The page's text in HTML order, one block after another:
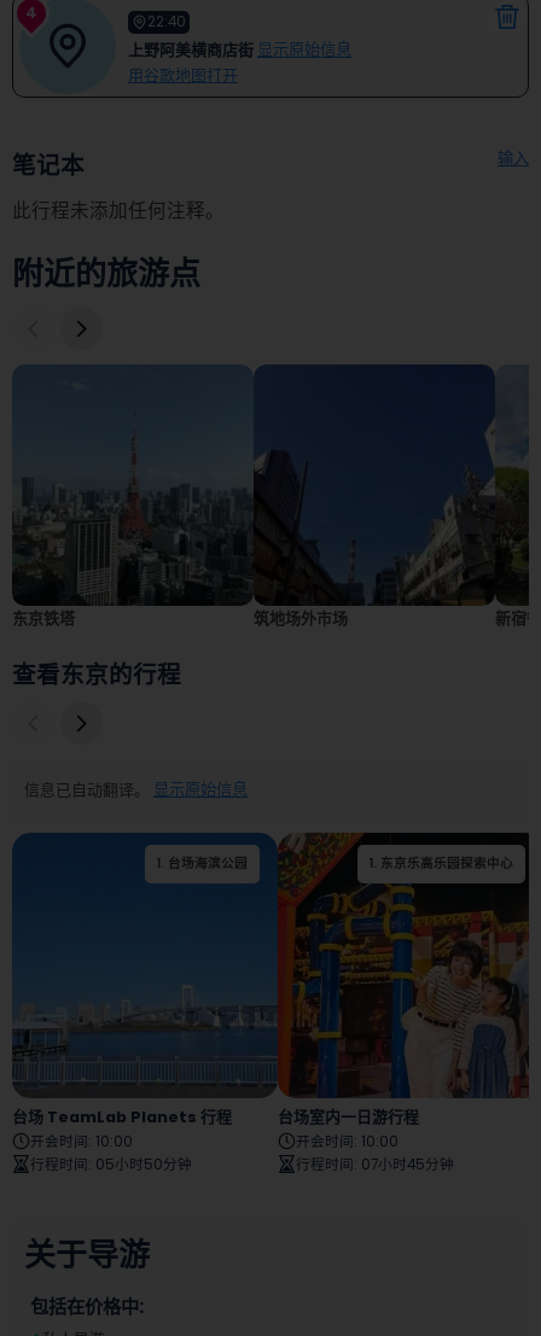
4 22:40
上野阿美横商店街 显示原始信息
用谷歌地图打开
笔记本 输入
此行程未添加任何注释。
附近的旅游点
东京铁塔 筑地场外市场 新宿
查看东京的行程
信息已自动翻译。 显示原始信息
1. 台场海滨公园 2. 东京杜莎夫人蜡像馆
台场 TeamLab Planets 行程
开会时间: 10:00
行程时间: 05小时50分钟
1. 东京乐高乐园探索中心
台场室内一日游行程
开会时间: 10:00
行程时间: 07小时45分钟
关于导游
包括在价格中: